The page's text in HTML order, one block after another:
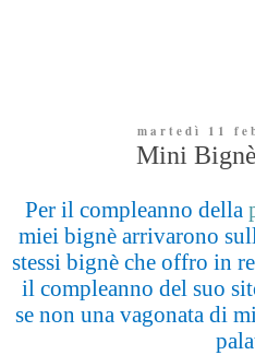
martedì 11
Mini
Per il compleanno della
miei bignè arrivarono
stessi bignè che offro in
il compleanno del suo
se non una vagonata di